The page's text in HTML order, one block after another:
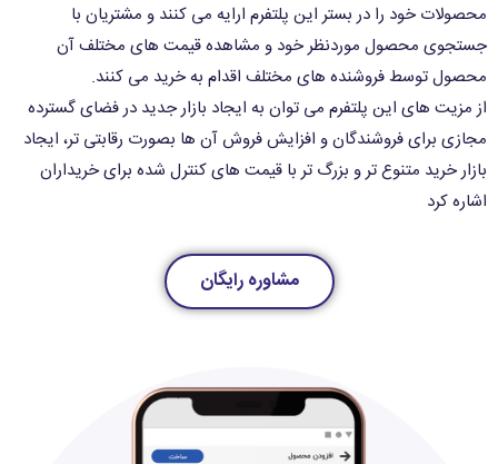
محصولات خود را در بستر این پلتفرم ارایه می کنند و مشتریان با
جستجوی محصول موردنظر خود و مشاهده قیمت های مختلف آن
محصول توسط فروشنده های مختلف اقدام به خرید می کنند.
از مزیت های این پلتفرم می توان به ایجاد بازار جدید در فضای گسترده
مجازی برای فروشندگان و افزایش فروش آن ها بصورت رقابتی تر، ایجاد
بازار خرید متنوع تر و بزرگ تر با قیمت های کنترل شده برای خریداران
اشاره کرد
مشاوره رایگان